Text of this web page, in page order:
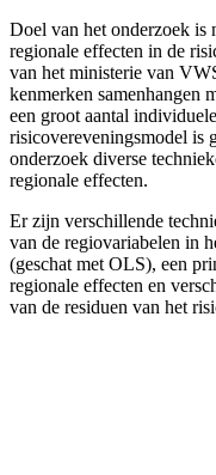
Doel van het onderzoek is
regionale effecten in de
van het ministerie van
kenmerken samenhangen
een groot aantal
risicovereveningsmodel is
onderzoek diverse
regionale effecten.
Er zijn verschillende
van de regiovariabelen in
(geschat met OLS), een
regionale effecten en
van de residuen van het